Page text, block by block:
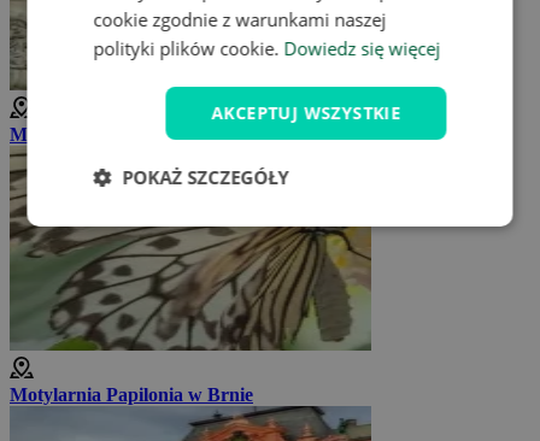
Muzeum Morawskie
Motylarnia Papilonia w Brnie
cookie zgodnie z warunkami naszej
polityki plików cookie. Dowiedz się więcej
AKCEPTUJ WSZYSTKIE
POKAŻ SZCZEGÓŁY